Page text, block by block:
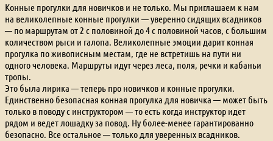
Конные прогулки для новичков и не только. Мы приглашаем к нам
на великолепные конные прогулки — уверенно сидящих всадников
— по маршрутам от 2 с половиной до 4 с половиной часов, с большим
количеством рыси и галопа. Великолепные эмоции дарит конная
прогулка по живописным местам, где не встретишь на пути ни
одного человека. Маршруты идут через леса, поля, речки и кабаньи
тропы.
Это была лирика — теперь про новичков и конные прогулки.
Единственно безопасная конная прогулка для новичка — может быть
только в поводу с инструктором — то есть когда инструктор идет
рядом и ведет лошадку за повод. Ну более-менее гарантированно
безопасно. Все остальное — только для уверенных всадников.